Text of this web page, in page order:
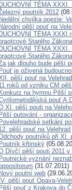
DUCHOVNÍ TÉMA
poutník 2012
Nedělní chvilka poezie:
Národní pěší pouť na
DUCHOVNÍ TÉMA XXXI
Starého Zákona
DUCHOVNÍ TÉMA
Starého Zákona
jak dlouho bude pěší
Pouť je oživená
pěší pouť na
roků od vzniku CM
Konkurz na hymnu Pěší
pouť
XI. pěší pouti na
Pěší putování -
Povelehradské setkání
pěší pouť na Velehrad
poutníků při XI.
Poutník křtinský
Dívčí pěší pouti 2011 v
Poutnické vyznání
(31.07.2011)
Nový poutní web
IV. pěší pouť Opava-
Pěší pouť z Krakova do